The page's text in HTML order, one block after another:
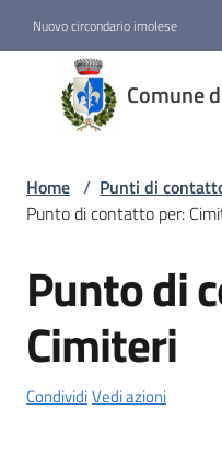
Nuovo circondario imolese
Comune
Comune
di
Castel
Amministrazione
Novità
Servizi
Home / Punti di
Punto di contatto per:
Salta al contenuto
Punto di
Cimiteri
CondividiVedi azioni